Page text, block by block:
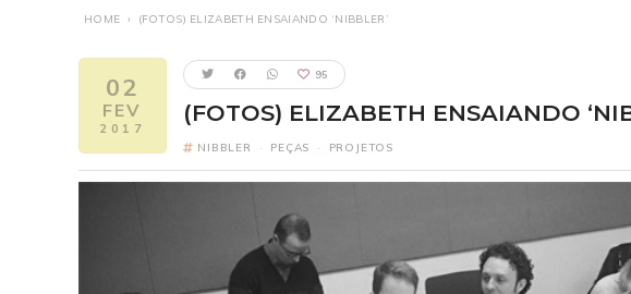
HOME › (FOTOS) ELIZABETH ENSAIANDO ‘NIBBLER’
02
FEV
2017
95
(FOTOS) ELIZABETH ENSAIANDO
NIBBLER · PEÇAS · PROJETOS
Five Nights at Freddy's 2